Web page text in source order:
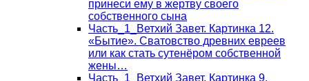
принеси ему в жертву своего
собственного сына
Часть_1_Ветхий Завет. Картинка 12.
«Бытие». Сватовство древних евреев
или как стать сутенёром собственной
жены…
Часть_1_Ветхий Завет. Картинка 9.